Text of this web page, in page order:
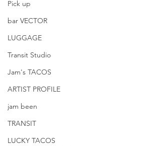
Pick up
bar VECTOR
LUGGAGE
Transit Studio
Jam's TACOS
ARTIST PROFILE
jam been
TRANSIT
LUCKY TACOS